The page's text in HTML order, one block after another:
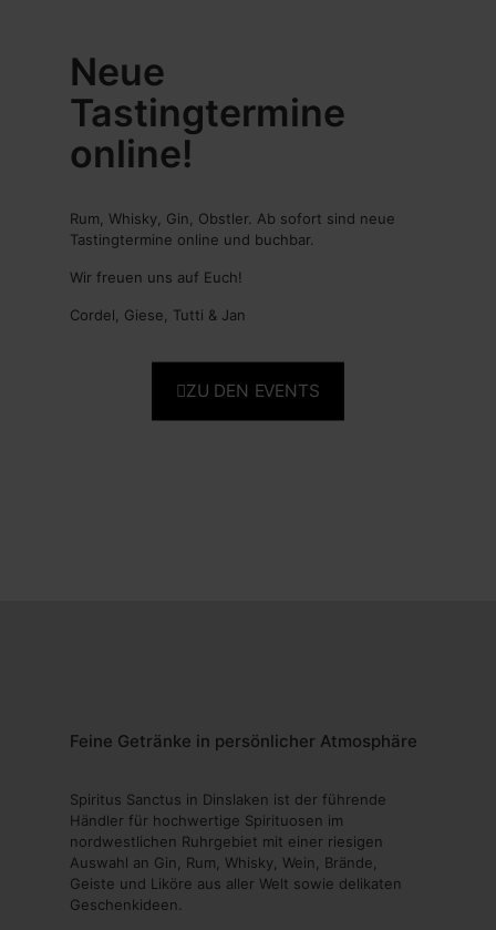
Neue
Tastingtermine
online!
Rum, Whisky, Gin, Obstler. Ab sofort sind neue
Tastingtermine online und buchbar.
Wir freuen uns auf Euch!
Cordel, Giese, Tutti & Jan
ZU DEN EVENTS
Feine Getränke in persönlicher Atmosphäre
Spiritus Sanctus in Dinslaken ist der führende
Händler für hochwertige Spirituosen im
nordwestlichen Ruhrgebiet mit einer riesigen
Auswahl an Gin, Rum, Whisky, Wein, Brände,
Geiste und Liköre aus aller Welt sowie delikaten
Geschenkideen.